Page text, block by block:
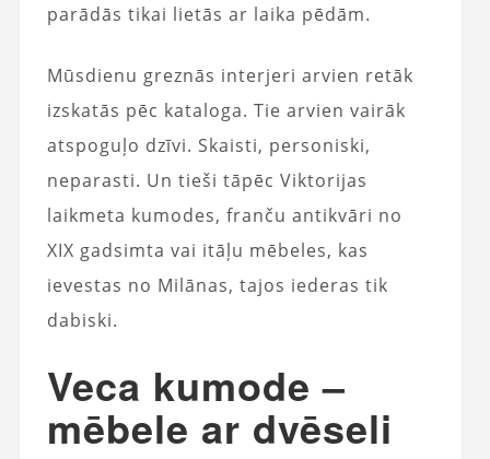
parādās tikai lietās ar laika pēdām.
Mūsdienu greznās interjeri arvien retāk
izskatās pēc kataloga. Tie arvien vairāk
atspoguļo dzīvi. Skaisti, personiski,
neparasti. Un tieši tāpēc Viktorijas
laikmeta kumodes, franču antikvāri no
XIX gadsimta vai itāļu mēbeles, kas
ievestas no Milānas, tajos iederas tik
dabiski.
Veca kumode –
mēbele ar dvēseli